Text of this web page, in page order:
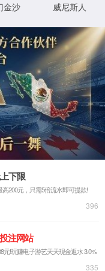
访问被拒绝。